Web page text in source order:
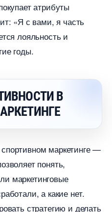
атрибуты
«Я с вами, я часть
лояльность и
годы.
маркетинге —
понять,
маркетинговые
а какие нет.
стратегию и делать